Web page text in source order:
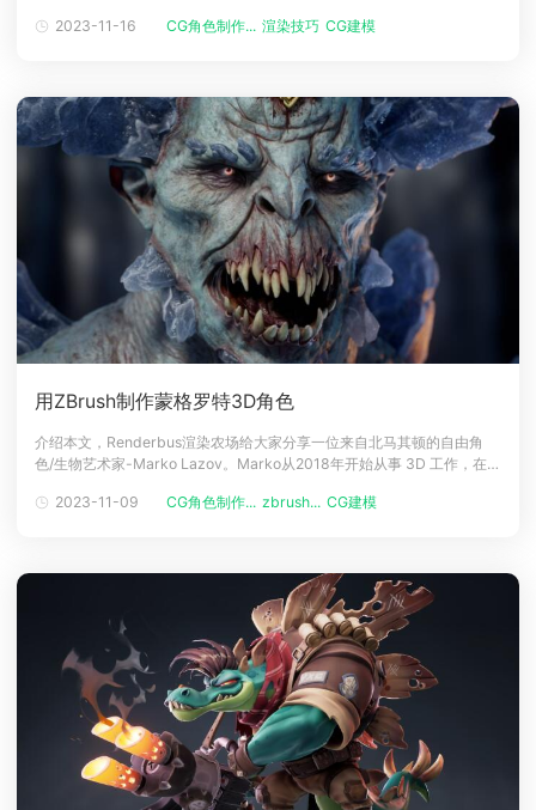
建模、渲染、特效的制作心得与过程，希望帮助大家。目标厄运。幽灵乌
2023-11-16 CG角色制作... 渲染技巧 CG建模
用ZBrush制作蒙格罗特3D角色
介绍本文，Renderbus渲染农场给大家分享一位来自北马其顿的自由角
色/生物艺术家-Marko Lazov。Marko从2018年开始从事 3D 工作，在过
Online 2》、《Tempest Rising》等游戏，下面一起阅读作者用ZBrush制
2023-11-09 CG角色制作... zbrush... CG建模